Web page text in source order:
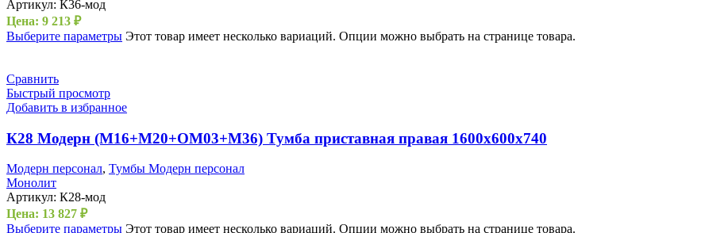
Артикул: К36-мод
Цена: 9 213 ₽
Выберите параметры Этот товар имеет несколько вариаций. Опции можно выбрать на странице товара.
Сравнить
Быстрый просмотр
Добавить в избранное
К28 Модерн (М16+М20+ОМ03+М36) Тумба приставная правая 1600х600х740
Модерн персонал, Тумбы Модерн персонал
Монолит
Артикул: К28-мод
Цена: 13 827 ₽
Выберите параметры Этот товар имеет несколько вариаций. Опции можно выбрать на странице товара.